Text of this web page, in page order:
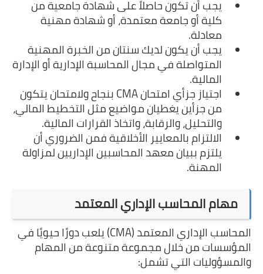
يجب أن تكون حاصلاً على شهادة جامعية من
كلية أو جامعة معتمدة، أو شهادة مهنية
معادلة.
يجب أن يكون لديك سنتان من الخبرة المهنية
المتواصلة في مجال المحاسبة الإدارية أو الإدارة
المالية.
اجتياز جزأي امتحان CMA بنجاح ولامتحان يتكون
من جزأين يغطيان مواضيع مثل التخطيط المالي،
والتحليل، والرقابة، واتخاذ القرارات المالية.
الالتزام بالمعايير الأخلاقية فمن الضروري أن
يلتزم ببيان معهد المحاسبين الإداريين لمزاولة
المهنة.
مهام المحاسب الإداري المعتمد
المحاسب الإداري المعتمد (CMA) يلعب دورًا حيويًا في
المؤسسات من خلال مجموعة متنوعة من المهام
والمسؤوليات التي تشمل: